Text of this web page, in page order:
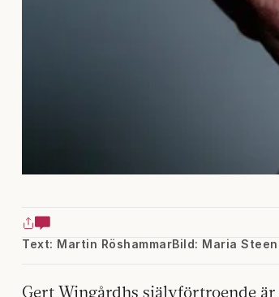
Text: Martin RöshammarBild: Maria Steen
Gert Wingårdhs självförtroende